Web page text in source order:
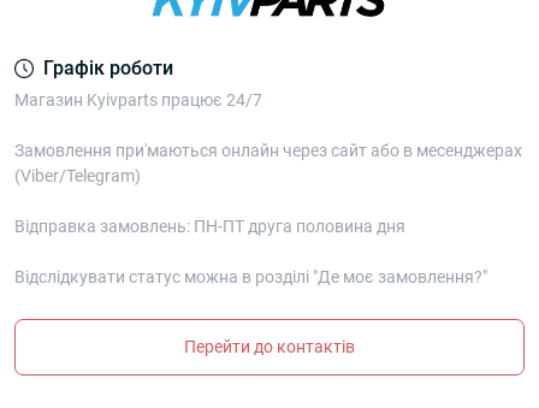
Графік роботи
Магазин Kyivparts працює 24/7
Замовлення при'маються онлайн через сайт або в месенджерах
(Viber/Telegram)
Відправка замовлень: ПН-ПТ друга половина дня
Відслідкувати статус можна в розділі "Де моє замовлення?"
Перейти до контактів